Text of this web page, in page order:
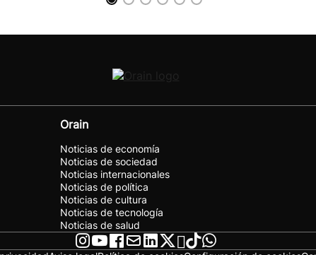
Orain
Noticias de economía
Noticias de sociedad
Noticias internacionales
Noticias de política
Noticias de cultura
Noticias de tecnología
Noticias de salud